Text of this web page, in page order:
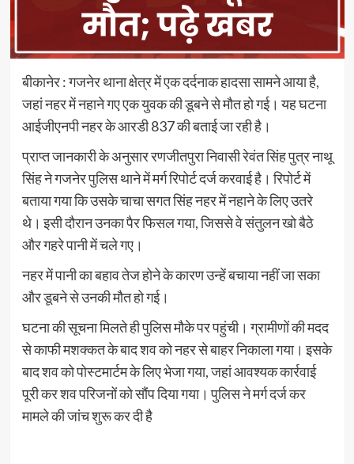
बीकानेर : गजनेर थाना क्षेत्र में एक दर्दनाक हादसा सामने आया है,
जहां नहर में नहाने गए एक युवक की डूबने से मौत हो गई। यह घटना
आईजीएनपी नहर के आरडी 837 की बताई जा रही है।
प्राप्त जानकारी के अनुसार रणजीतपुरा निवासी रेवंत सिंह पुत्र नाथू
सिंह ने गजनेर पुलिस थाने में मर्ग रिपोर्ट दर्ज करवाई है। रिपोर्ट में
बताया गया कि उसके चाचा सगत सिंह नहर में नहाने के लिए उतरे
थे। इसी दौरान उनका पैर फिसल गया, जिससे वे संतुलन खो बैठे
और गहरे पानी में चले गए।
नहर में पानी का बहाव तेज होने के कारण उन्हें बचाया नहीं जा सका
और डूबने से उनकी मौत हो गई।
घटना की सूचना मिलते ही पुलिस मौके पर पहुंची। ग्रामीणों की मदद
से काफी मशक्कत के बाद शव को नहर से बाहर निकाला गया। इसके
बाद शव को पोस्टमार्टम के लिए भेजा गया, जहां आवश्यक कार्रवाई
पूरी कर शव परिजनों को सौंप दिया गया। पुलिस ने मर्ग दर्ज कर
मामले की जांच शुरू कर दी है